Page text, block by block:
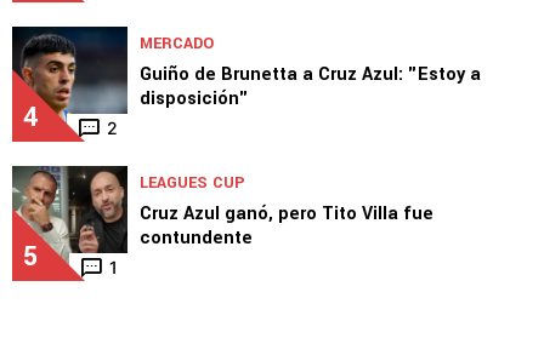
4 2
MERCADO
Guiño de Brunetta a Cruz Azul: "Estoy a
disposición"
5 1
LEAGUES CUP
Cruz Azul ganó, pero Tito Villa fue
contundente